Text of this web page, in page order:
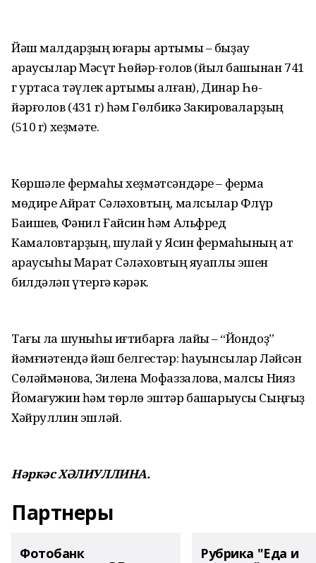
Йәш малдарҙың юғары артымы – быҙау
ҡараусылар Мәҡсүт Һөйәр-ғолов (йыл башынан 741
г уртаса тәүлек артымы алған), Динар Һө-
йәрғолов (431 г) һәм Гөлбикә Закироваларҙың
(510 г) хеҙмәте.
Көршәле фермаһы хеҙмәтсәндәре – ферма
мөдире Айрат Сәләховтың, малсылар Флүр
Баишев, Фәнил Ғайсин һәм Альфред
Камаловтарҙың, шулай уҡ Ясин фермаһының ат
ҡараусыһы Марат Сәләховтың яуаплы эшен
билдәләп үтергә кәрәк.
Тағы ла шуныһы иғтибарға лайыҡ – “Йондоҙ”
йәмғиәтендә йәш белгестәр: һауынсылар Ләйсән
Сөләймәнова, Зилена Мофаззалова, малсы Нияз
Йомағужин һәм төрлө эштәр башҡарыусы Сыңғыҙ
Хәйруллин эшләй.
Нәркәс ХӘЛИУЛЛИНА.
Партнеры
Фотобанк Рубрика "Еда и